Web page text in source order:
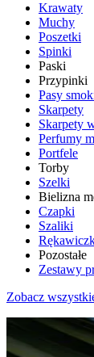
Krawaty
Muchy
Poszetki
Spinki
Paski
Przypinki
Pasy
Skarpety
Skarpety
Perfumy
Portfele
Torby
Szelki
Bielizna
Czapki
Szaliki
Pozostałe
Zestawy
Zobacz